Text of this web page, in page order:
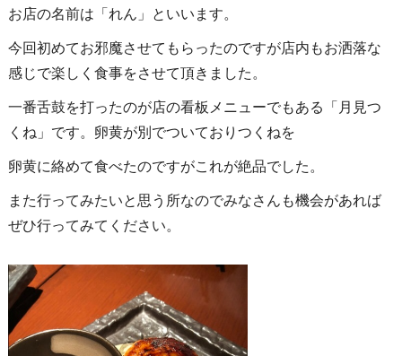
お店の名前は「れん」といいます。
今回初めてお邪魔させてもらったのですが店内もお洒落な
感じで楽しく食事をさせて頂きました。
一番舌鼓を打ったのが店の看板メニューでもある「月見つ
くね」です。卵黄が別でついておりつくねを
卵黄に絡めて食べたのですがこれが絶品でした。
また行ってみたいと思う所なのでみなさんも機会があれば
ぜひ行ってみてください。